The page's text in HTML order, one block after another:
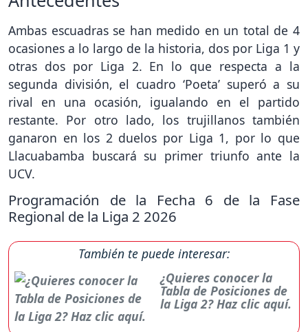
Ambas escuadras se han medido en un total de 4
ocasiones a lo largo de la historia, dos por Liga 1 y
otras dos por Liga 2. En lo que respecta a la
segunda división, el cuadro ‘Poeta’ superó a su
rival en una ocasión, igualando en el partido
restante. Por otro lado, los trujillanos también
ganaron en los 2 duelos por Liga 1, por lo que
Llacuabamba buscará su primer triunfo ante la
UCV.
Programación de la Fecha 6 de la Fase
Regional de la Liga 2 2026
También te puede interesar:
¿Quieres conocer la
Tabla de Posiciones de
la Liga 2? Haz clic aquí.